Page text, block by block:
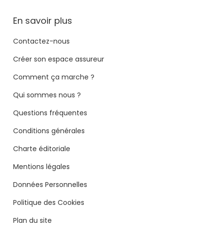
En savoir plus
Contactez-nous
Créer son espace assureur
Comment ça marche ?
Qui sommes nous ?
Questions fréquentes
Conditions générales
Charte éditoriale
Mentions légales
Données Personnelles
Politique des Cookies
Plan du site